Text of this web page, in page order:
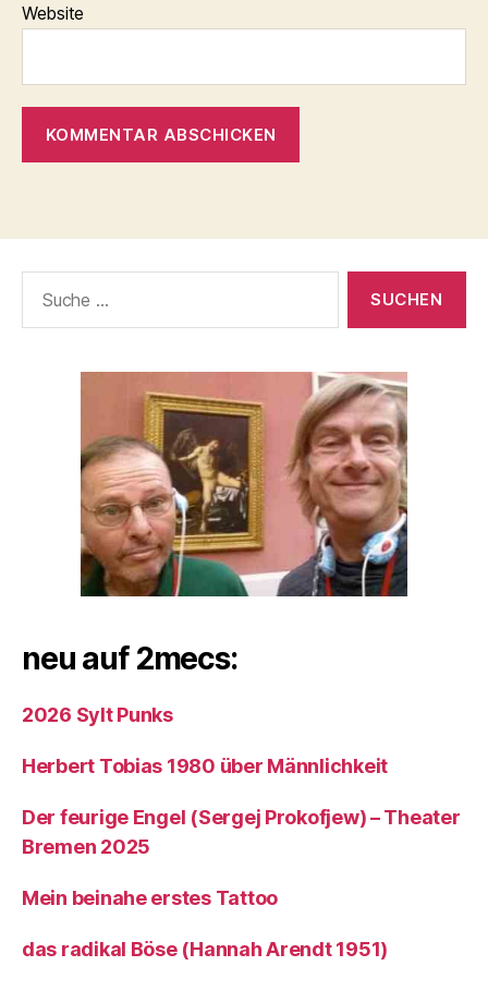
Website
nach:
neu auf 2mecs:
2026 Sylt Punks
Herbert Tobias 1980 über Männlichkeit
Der feurige Engel (Sergej Prokofjew) – Theater
Bremen 2025
Mein beinahe erstes Tattoo
das radikal Böse (Hannah Arendt 1951)